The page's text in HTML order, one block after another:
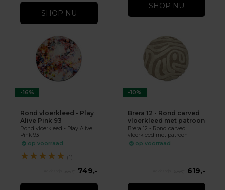
SHOP NU
SHOP NU
-16%
Rond vloerkleed - Play
Alive Pink 93
Rond vloerkleed - Play Alive
Pink 93
op voorraad
★★★★★ (1)
749,-
-10%
Brera 12 - Rond carved
vloerkleed met patroon
Brera 12 - Rond carved
vloerkleed met patroon
op voorraad
619,-